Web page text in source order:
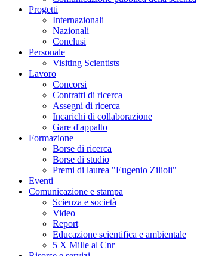
Progetti
Internazionali
Nazionali
Conclusi
Personale
Visiting Scientists
Lavoro
Concorsi
Contratti di ricerca
Assegni di ricerca
Incarichi di collaborazione
Gare d'appalto
Formazione
Borse di ricerca
Borse di studio
Premi di laurea "Eugenio Zilioli"
Eventi
Comunicazione e stampa
Scienza e società
Video
Report
Educazione scientifica e ambientale
5 X Mille al Cnr